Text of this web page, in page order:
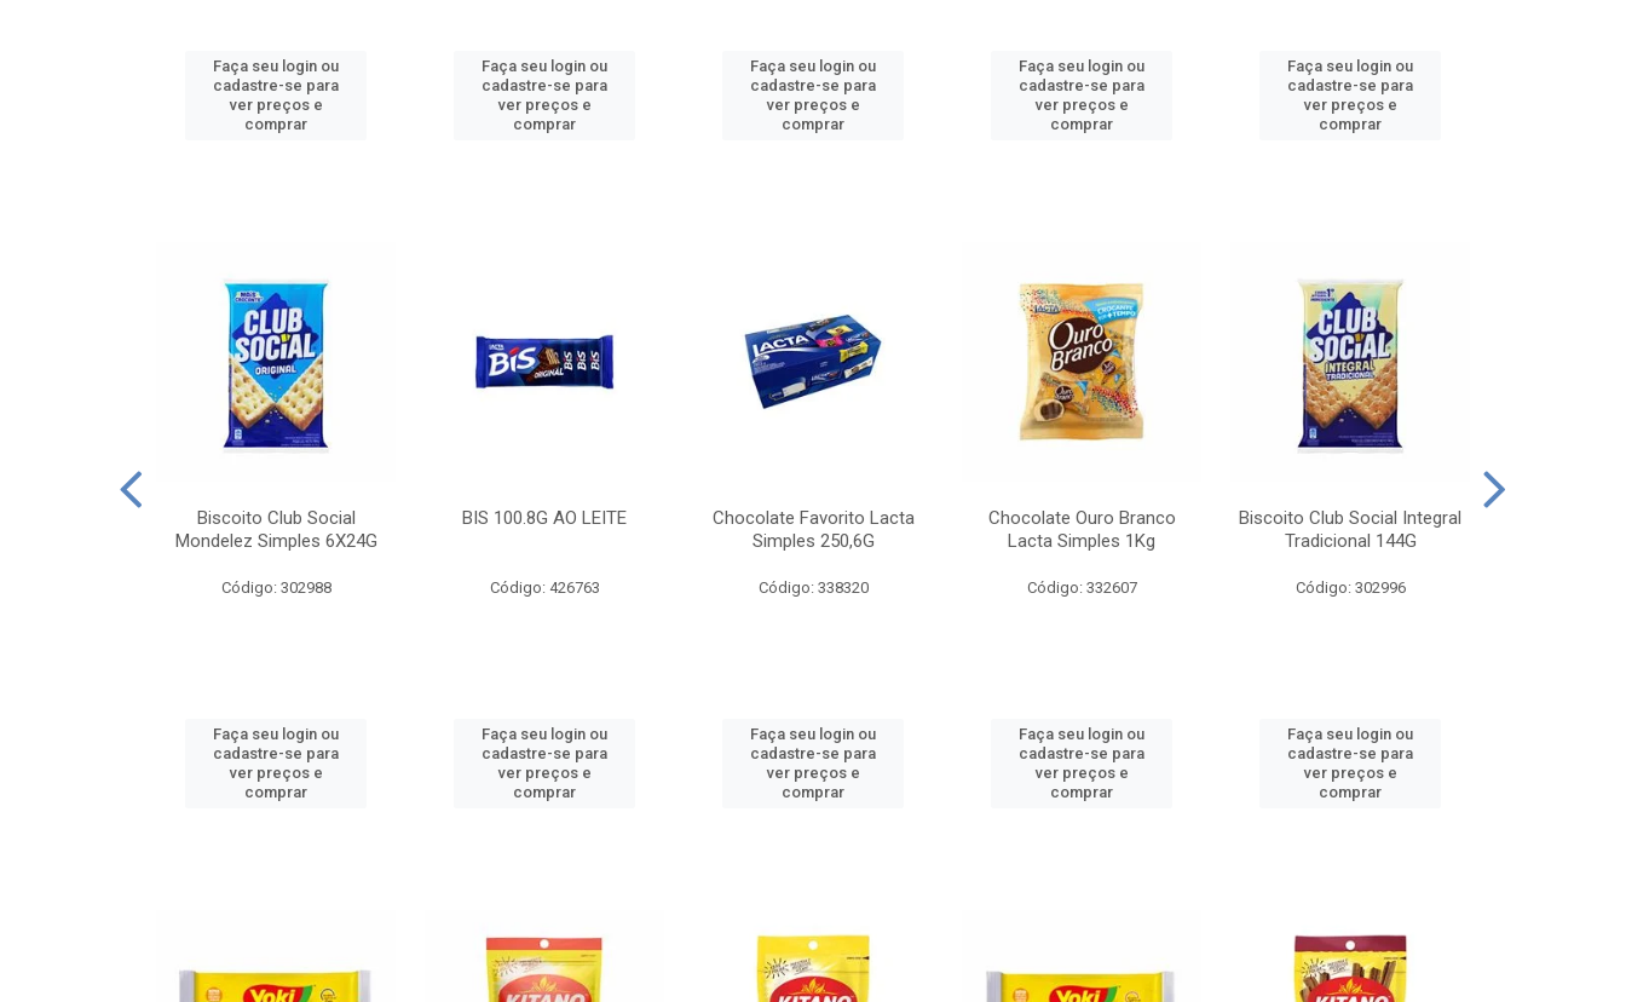
Faça seu login ou
cadastre-se para
ver preços e
comprar
Faça seu login ou
cadastre-se para
ver preços e
comprar
Faça seu login ou
cadastre-se para
ver preços e
comprar
Faça seu login ou
cadastre-se para
ver preços e
comprar
Faça seu login ou
cadastre-se para
ver preços e
comprar
Biscoito Club Social
Mondelez Simples 6X24G
Código: 302988
Faça seu login ou
cadastre-se para
ver preços e
comprar
BIS 100.8G AO LEITE
Código: 426763
Faça seu login ou
cadastre-se para
ver preços e
comprar
Chocolate Favorito Lacta
Simples 250,6G
Código: 338320
Faça seu login ou
cadastre-se para
ver preços e
comprar
Chocolate Ouro Branco
Lacta Simples 1Kg
Código: 332607
Faça seu login ou
cadastre-se para
ver preços e
comprar
Biscoito Club Social Integral
Tradicional 144G
Código: 302996
Faça seu login ou
cadastre-se para
ver preços e
comprar